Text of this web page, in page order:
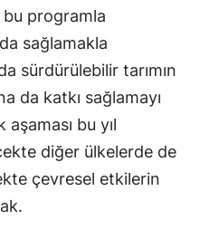
bu programla
sağlamakla
sürdürülebilir tarımın
da katkı sağlamayı
bu yıl
diğer ülkelerde de
çevresel etkilerin